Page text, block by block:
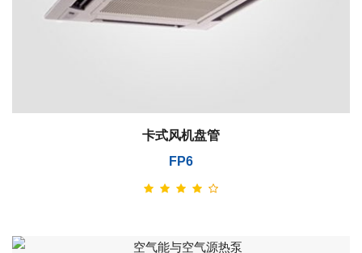
卡式风机盘管
FP6